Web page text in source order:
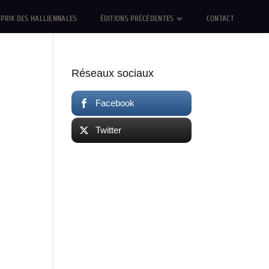
PRIX DES HALLIENNALES ÉDITIONS PRÉCÉDENTES CONTACT
Réseaux sociaux
Facebook
Twitter